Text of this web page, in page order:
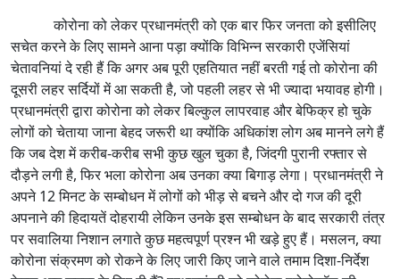
कोरोना को लेकर प्रधानमंत्री को एक बार फिर जनता को इसीलिए
सचेत करने के लिए सामने आना पड़ा क्योंकि विभिन्न सरकारी एजेंसियां
चेतावनियां दे रही हैं कि अगर अब पूरी एहतियात नहीं बरती गई तो कोरोना की
दूसरी लहर सर्दियों में आ सकती है, जो पहली लहर से भी ज्यादा भयावह होगी।
प्रधानमंत्री द्वारा कोरोना को लेकर बिल्कुल लापरवाह और बेफिक्र हो चुके
लोगों को चेताया जाना बेहद जरूरी था क्योंकि अधिकांश लोग अब मानने लगे हैं
कि जब देश में करीब-करीब सभी कुछ खुल चुका है, जिंदगी पुरानी रफ्तार से
दौड़ने लगी है, फिर भला कोरोना अब उनका क्या बिगाड़ लेगा। प्रधानमंत्री ने
अपने 12 मिनट के सम्बोधन में लोगों को भीड़ से बचने और दो गज की दूरी
अपनाने की हिदायतें दोहरायी लेकिन उनके इस सम्बोधन के बाद सरकारी तंत्र
पर सवालिया निशान लगाते कुछ महत्वपूर्ण प्रश्न भी खड़े हुए हैं। मसलन, क्या
कोरोना संक्रमण को रोकने के लिए जारी किए जाने वाले तमाम दिशा-निर्देश